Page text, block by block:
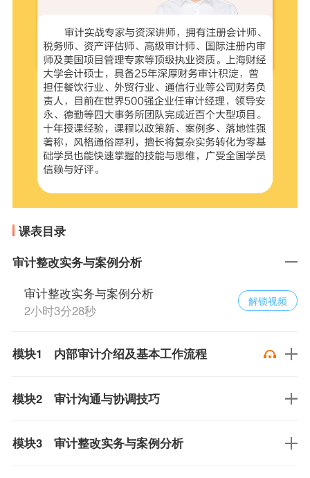
课表目录
审计整改实务与案例分析
审计整改实务与案例分析
2小时3分28秒
解锁视频
模块1 内部审计介绍及基本工作流程
模块2 审计沟通与协调技巧
模块3 审计整改实务与案例分析